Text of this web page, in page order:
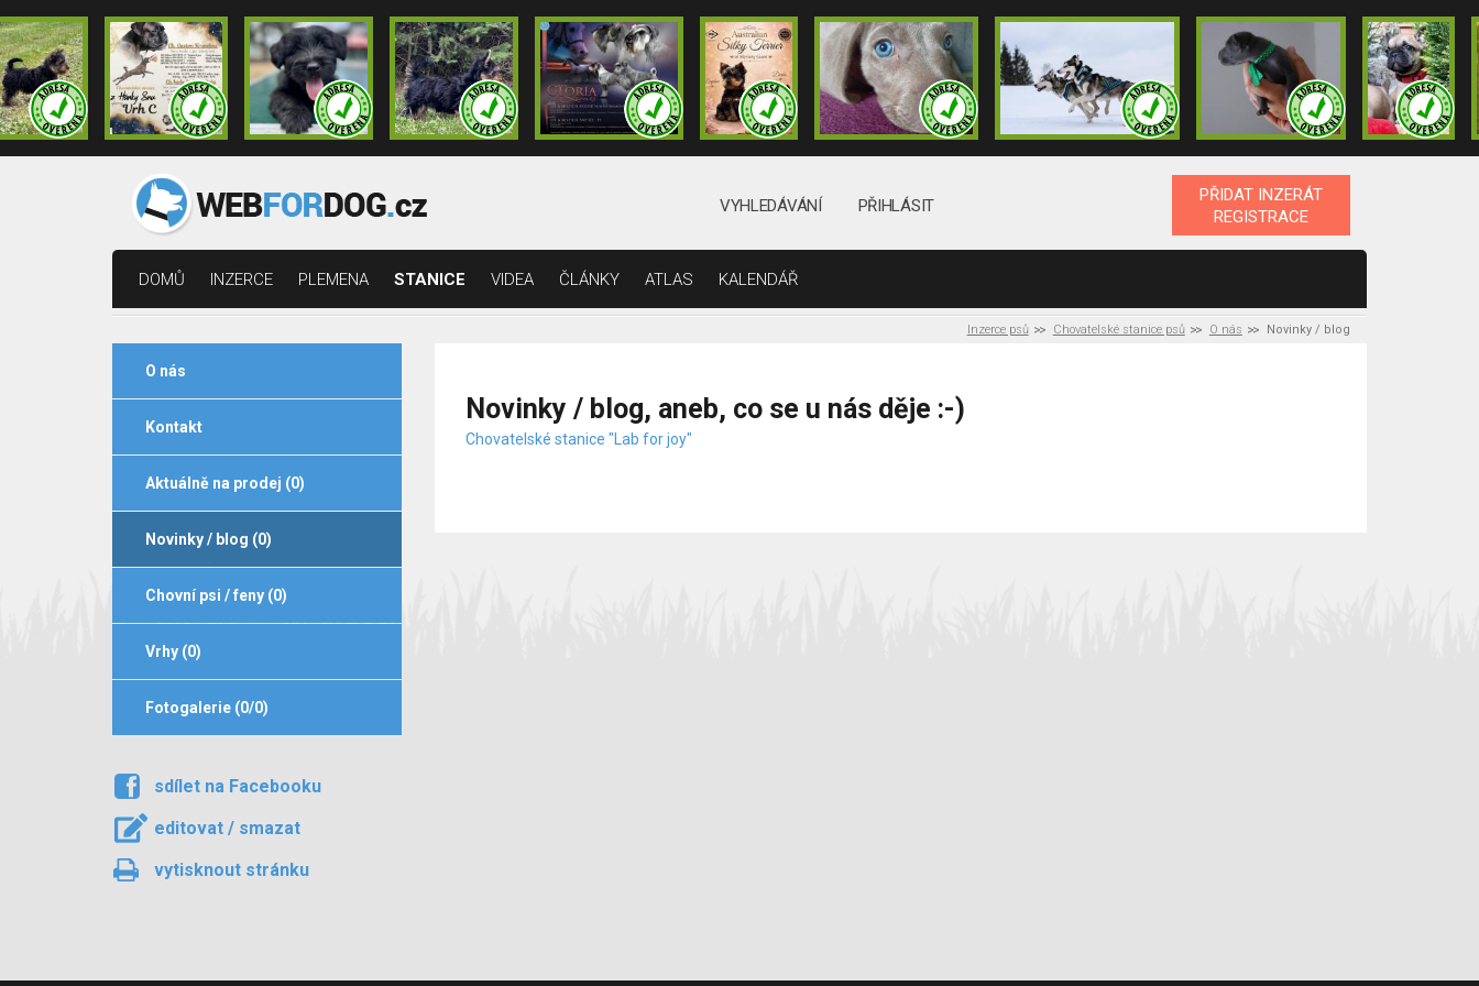
VYHLEDÁVÁNÍ PŘIHLÁSIT
PŘIDAT INZERÁT
REGISTRACE
DOMŮ INZERCE PLEMENA STANICE VIDEA ČLÁNKY ATLAS KALENDÁŘ
Inzerce psů Chovatelské stanice psů O nás Novinky / blog
O nás
Kontakt
Aktuálně na prodej (0)
Novinky / blog (0)
Chovní psi / feny (0)
Vrhy (0)
Fotogalerie (0/0)
sdílet na Facebooku
editovat / smazat
vytisknout stránku
Novinky / blog, aneb, co se u nás děje :-)
Chovatelské stanice "Lab for joy"